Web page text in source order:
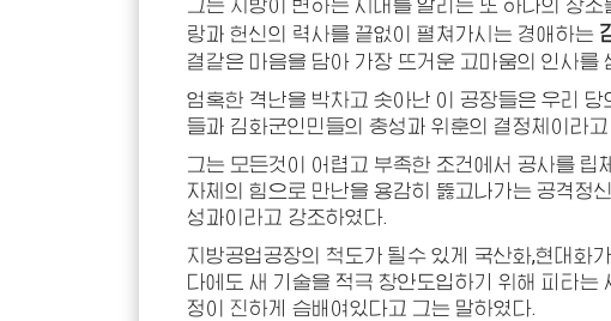
그는 지방이 변하는 시대를 알리는 또 하나의 창
랑과 헌신의 력사를 끝없이 펼쳐가시는 경애하는
결같은 마음을 담아 가장 뜨거운 고마움의 인사를
엄혹한 격난을 박차고 솟아난 이 공장들은 우리
들과 김화군인민들의 충성과 위훈의 결정체이라
그는 모든것이 어렵고 부족한 조건에서 공사를
자체의 힘으로 만난을 용감히 뚫고나가는 공격정
성과이라고 강조하였다.
지방공업공장의 척도가 될수 있게 국산화,현대화
다에도 새 기술을 적극 창안도입하기 위해 피타
정이 진하게 슴배여있다고 그는 말하였다.